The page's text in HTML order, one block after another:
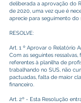
deliberada a aprovação do
de 2020, uma vez que é
aprecie para seguimento do
RESOLVE:
Art. 1 º Aprovar o Relatório
Com as seguintes
referentes à planilha de
trabalhando no SUS, não
pactuadas, falta de maior
financeiro.
Art. 2º - Esta Resolução